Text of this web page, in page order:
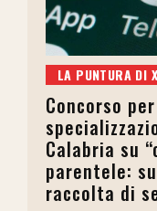
LA PUNTURA DI X
Concorso
Calabria su
parentele:
raccolta di